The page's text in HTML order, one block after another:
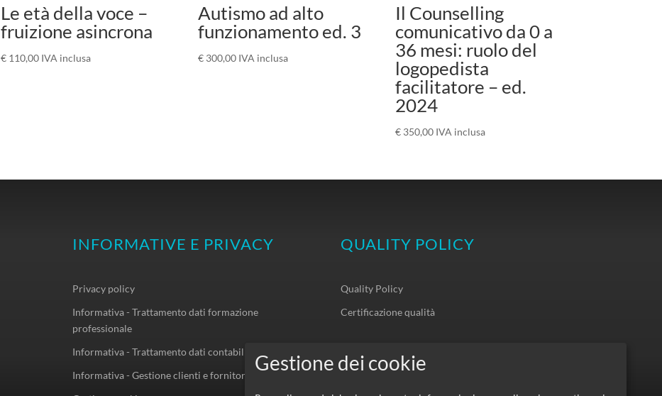
Le età della voce –
fruizione asincrona
€ 110,00 IVA inclusa
Autismo ad alto
funzionamento ed. 3
€ 300,00 IVA inclusa
Il Counselling
comunicativo da 0 a
36 mesi: ruolo del
logopedista
facilitatore – ed.
2024
€ 350,00 IVA inclusa
INFORMATIVE E PRIVACY
Privacy policy
Informativa - Trattamento dati formazione
professionale
Informativa - Trattamento dati contabilità
Informativa - Gestione clienti e fornitori
QUALITY POLICY
Quality Policy
Certificazione qualità